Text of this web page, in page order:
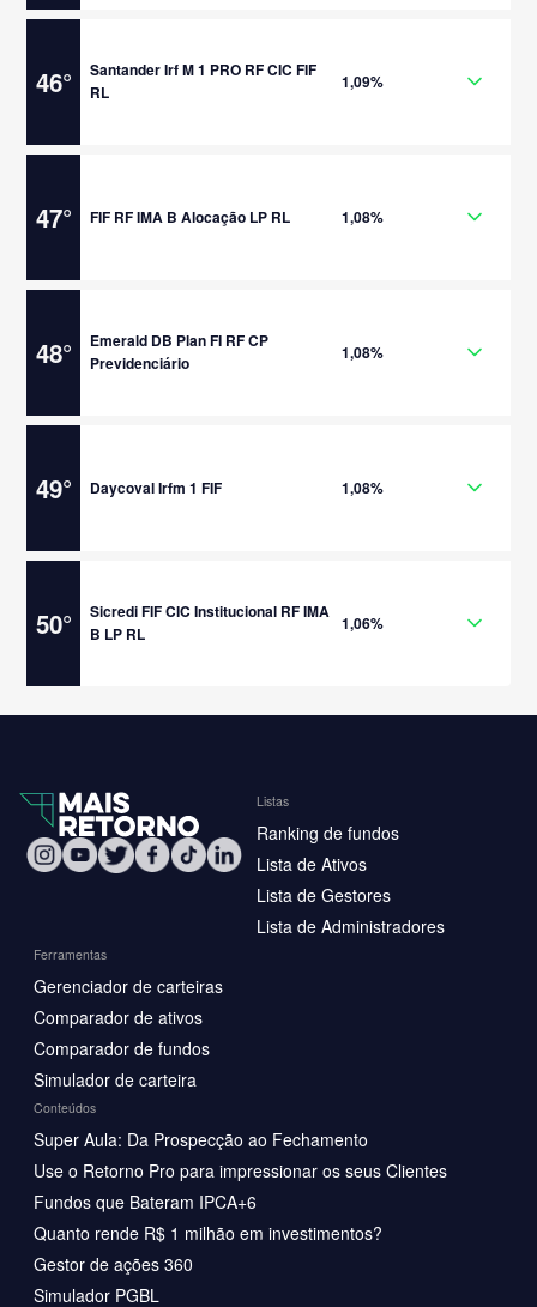
46°
Santander Irf M 1 PRO RF CIC FIF
RL
1,09%
47° FIF RF IMA B Alocação LP RL 1,08%
48°
Emerald DB Plan FI RF CP
Previdenciário
1,08%
49° Daycoval Irfm 1 FIF 1,08%
50°
Sicredi FIF CIC Institucional RF IMA
B LP RL
1,06%
Listas
Ranking de fundos
Lista de Ativos
Lista de Gestores
Lista de Administradores
Ferramentas
Gerenciador de carteiras
Comparador de ativos
Comparador de fundos
Simulador de carteira
Conteúdos
Super Aula: Da Prospecção ao Fechamento
Use o Retorno Pro para impressionar os seus Clientes
Fundos que Bateram IPCA+6
Quanto rende R$ 1 milhão em investimentos?
Gestor de ações 360
Simulador PGBL